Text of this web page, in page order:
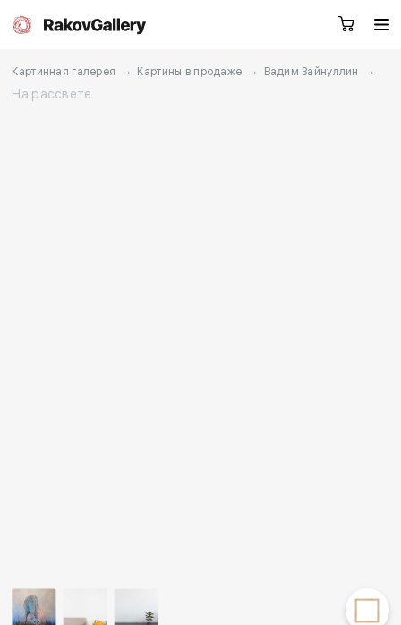
Картинная галерея → Картины в продаже → Вадим Зайнуллин
→
На рассвете